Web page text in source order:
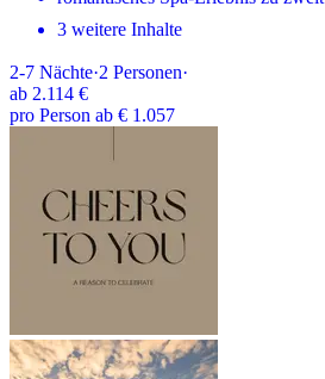
3 weitere Inhalte
2-7 Nächte·2 Personen·
ab 2.114 €
pro Person ab € 1.057